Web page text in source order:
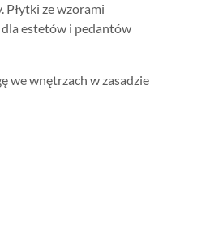
Płytki ze wzorami
dla estetów i pedantów
we wnętrzach w zasadzie